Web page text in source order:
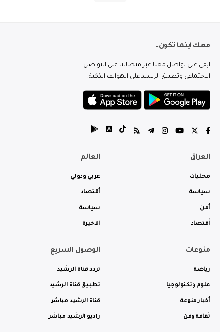
معك اينما تكون..
ابقى على تواصل معنا عبر منصاتنا على التواصل
الاجتماعي وتطبيق الرشيد على الهواتف الذكية.
العراق
محليات
سياسة
أمن
أقتصاد
العالم
عربي ودولي
أقتصاد
سياسة
الاخيرة
منوعات
رياضة
علوم وتكنولوجيا
أخبار منوعة
ثقافة وفن
الوصول السريع
تردد قناة الرشيد
تطبيق قناة الرشيد
قناة الرشيد مباشر
راديو الرشيد مباشر